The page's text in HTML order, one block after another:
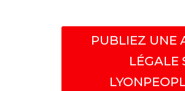
PUBLIEZ UNE
LÉGALE